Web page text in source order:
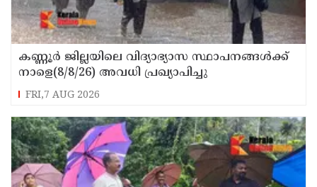
കണ്ണൂർ ജില്ലയിലെ വിദ്യാഭ്യാസ സ്ഥാപനങ്ങള്‍ക്ക്
നാളെ(8/8/26) അവധി പ്രഖ്യാപിച്ചു
FRI,7 AUG 2026